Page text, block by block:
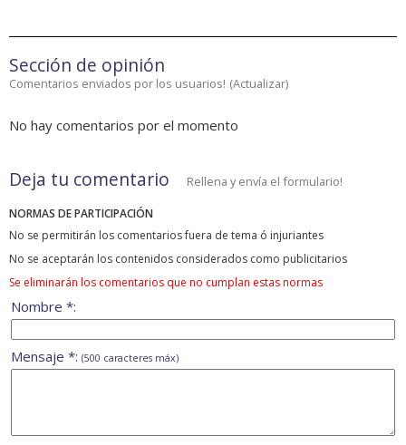
Sección de opinión
Comentarios enviados por los usuarios! (Actualizar)
No hay comentarios por el momento
Deja tu comentario Rellena y envía el formulario!
NORMAS DE PARTICIPACIÓN
No se permitirán los comentarios fuera de tema ó injuriantes
No se aceptarán los contenidos considerados como publicitarios
Se eliminarán los comentarios que no cumplan estas normas
Nombre *:
Mensaje *: (500 caracteres máx)